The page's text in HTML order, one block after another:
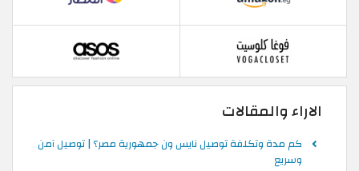
الاراء والمقالات
كم مدة وتكلفة توصيل نايس ون جمهورية مصر؟ | توصيل آمن
وسريع